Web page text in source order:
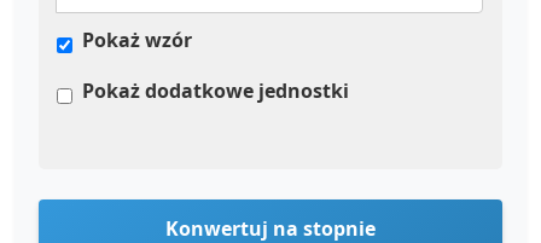
Pokaż wzór
Pokaż dodatkowe jednostki
Konwertuj na stopnie